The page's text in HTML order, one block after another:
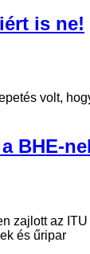
is ne!
volt,
BHE-
zajlott az
és űripar